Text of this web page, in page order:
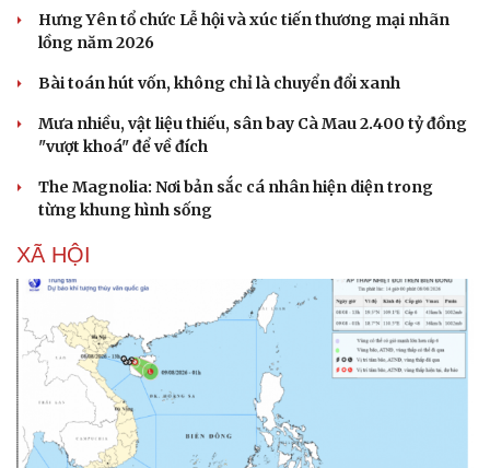
Văn học
Âm nhạc
Di sản
Nghệ sĩ
Thời trang
Sao Việt
Hưng Yên tổ chức Lễ hội và xúc tiến thương mại nhãn
lồng năm 2026
Bài toán hút vốn, không chỉ là chuyển đổi xanh
Mưa nhiều, vật liệu thiếu, sân bay Cà Mau 2.400 tỷ đồng
"vượt khoá" để về đích
The Magnolia: Nơi bản sắc cá nhân hiện diện trong
từng khung hình sống
XÃ HỘI